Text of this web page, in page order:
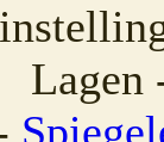
Lagen